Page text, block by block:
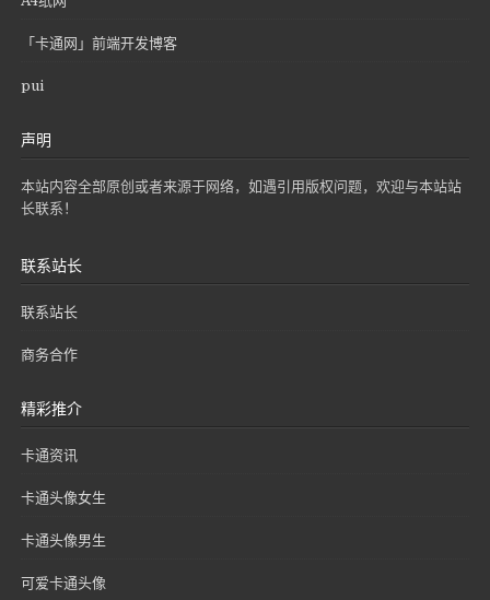
「卡通网」前端开发博客
pui
声明
本站内容全部原创或者来源于网络，如遇引用版权问题，欢迎与本站站
长联系！
联系站长
联系站长
商务合作
精彩推介
卡通资讯
卡通头像女生
卡通头像男生
可爱卡通头像